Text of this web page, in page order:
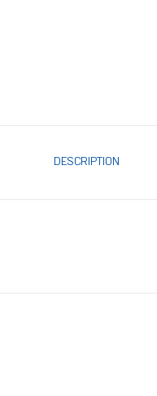
DESCRIPTION